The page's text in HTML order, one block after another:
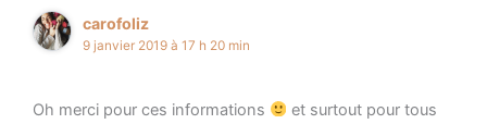
carofoliz
9 janvier 2019 à 17 h 20 min
Oh merci pour ces informations
et surtout pour tous